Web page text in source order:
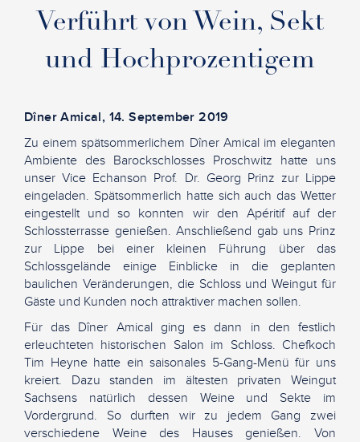
Verführt von Wein, Sekt
und Hochprozentigem
Dîner Amical, 14. September 2019
Zu einem spätsommerlichem Dîner Amical im eleganten
Ambiente des Barockschlosses Proschwitz hatte uns
unser Vice Echanson Prof. Dr. Georg Prinz zur Lippe
eingeladen. Spätsommerlich hatte sich auch das Wetter
eingestellt und so konnten wir den Apéritif auf der
Schlossterrasse genießen. Anschließend gab uns Prinz
zur Lippe bei einer kleinen Führung über das
Schlossgelände einige Einblicke in die geplanten
baulichen Veränderungen, die Schloss und Weingut für
Gäste und Kunden noch attraktiver machen sollen.
Für das Dîner Amical ging es dann in den festlich
erleuchteten historischen Salon im Schloss. Chefkoch
Tim Heyne hatte ein saisonales 5-Gang-Menü für uns
kreiert. Dazu standen im ältesten privaten Weingut
Sachsens natürlich dessen Weine und Sekte im
Vordergrund. So durften wir zu jedem Gang zwei
verschiedene Weine des Hauses genießen. Von